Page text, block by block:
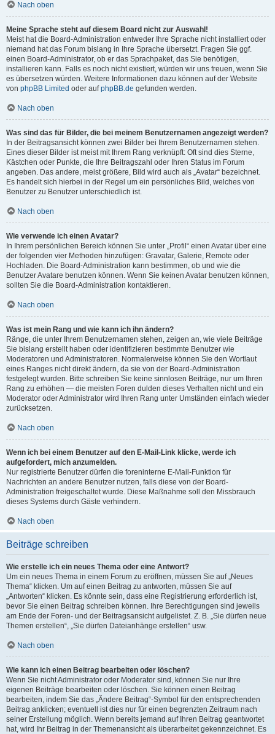
Nach oben
Meine Sprache steht auf diesem Board nicht zur Auswahl!
Meist hat die Board-Administration entweder Ihre Sprache nicht installiert oder
niemand hat das Forum bislang in Ihre Sprache übersetzt. Fragen Sie ggf.
einen Board-Administrator, ob er das Sprachpaket, das Sie benötigen,
installieren kann. Falls es noch nicht existiert, würden wir uns freuen, wenn Sie
es übersetzen würden. Weitere Informationen dazu können auf der Website
von phpBB Limited oder aufphpBB.de gefunden werden.
Nach oben
Was sind das für Bilder, die bei meinem Benutzernamen angezeigt werden?
In der Beitragsansicht können zwei Bilder bei Ihrem Benutzernamen stehen.
Eines dieser Bilder ist meist mit Ihrem Rang verknüpft: Oft sind dies Sterne,
Kästchen oder Punkte, die Ihre Beitragszahl oder Ihren Status im Forum
angeben. Das andere, meist größere, Bild wird auch als „Avatar“ bezeichnet.
Es handelt sich hierbei in der Regel um ein persönliches Bild, welches von
Benutzer zu Benutzer unterschiedlich ist.
Nach oben
Wie verwende ich einen Avatar?
In Ihrem persönlichen Bereich können Sie unter „Profil“ einen Avatar über eine
der folgenden vier Methoden hinzufügen: Gravatar, Galerie, Remote oder
Hochladen. Die Board-Administration kann bestimmen, ob und wie die
Benutzer Avatare benutzen können. Wenn Sie keinen Avatar benutzen können,
sollten Sie die Board-Administration kontaktieren.
Nach oben
Was ist mein Rang und wie kann ich ihn ändern?
Ränge, die unter Ihrem Benutzernamen stehen, zeigen an, wie viele Beiträge
Sie bislang erstellt haben oder identifizieren bestimmte Benutzer wie
Moderatoren und Administratoren. Normalerweise können Sie den Wortlaut
eines Ranges nicht direkt ändern, da sie von der Board-Administration
festgelegt wurden. Bitte schreiben Sie keine sinnlosen Beiträge, nur um Ihren
Rang zu erhöhen — die meisten Foren dulden dieses Verhalten nicht und ein
Moderator oder Administrator wird Ihren Rang unter Umständen einfach wieder
zurücksetzen.
Nach oben
Wenn ich bei einem Benutzer auf den E-Mail-Link klicke, werde ich
aufgefordert, mich anzumelden.
Nur registrierte Benutzer dürfen die foreninterne E-Mail-Funktion für
Nachrichten an andere Benutzer nutzen, falls diese von der Board-
Administration freigeschaltet wurde. Diese Maßnahme soll den Missbrauch
dieses Systems durch Gäste verhindern.
Nach oben
Beiträge schreiben
Wie erstelle ich ein neues Thema oder eine Antwort?
Um ein neues Thema in einem Forum zu eröffnen, müssen Sie auf „Neues
Thema“ klicken. Um auf einen Beitrag zu antworten, müssen Sie auf
„Antworten“ klicken. Es könnte sein, dass eine Registrierung erforderlich ist,
bevor Sie einen Beitrag schreiben können. Ihre Berechtigungen sind jeweils
am Ende der Foren- und der Beitragsansicht aufgelistet. Z. B. „Sie dürfen neue
Themen erstellen“, „Sie dürfen Dateianhänge erstellen“ usw.
Nach oben
Wie kann ich einen Beitrag bearbeiten oder löschen?
Wenn Sie nicht Administrator oder Moderator sind, können Sie nur Ihre
eigenen Beiträge bearbeiten oder löschen. Sie können einen Beitrag
bearbeiten, indem Sie das „Ändere Beitrag“-Symbol für den entsprechenden
Beitrag anklicken; eventuell ist dies nur für einen begrenzten Zeitraum nach
seiner Erstellung möglich. Wenn bereits jemand auf Ihren Beitrag geantwortet
hat, wird Ihr Beitrag in der Themenansicht als überarbeitet gekennzeichnet. Es